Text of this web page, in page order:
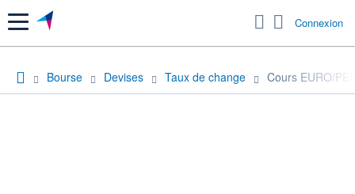
Menu Connexion
Bourse Devises Taux de change Cours EURO/